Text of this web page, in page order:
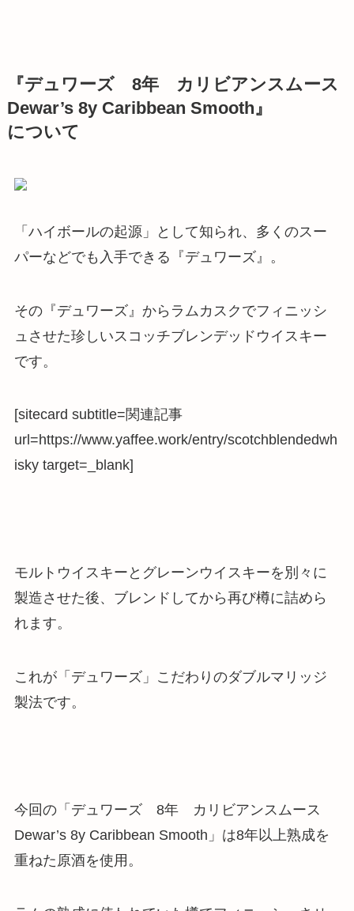
『デュワーズ 8年 カリビアンスムース
Dewar’s 8y Caribbean Smooth』
について
「ハイボールの起源」として知られ、多くのスー
パーなどでも入手できる『デュワーズ』。
その『デュワーズ』からラムカスクでフィニッシ
ュさせた珍しいスコッチブレンデッドウイスキー
です。
[sitecard subtitle=関連記事
url=https://www.yaffee.work/entry/scotchblendedwh
isky target=_blank]
モルトウイスキーとグレーンウイスキーを別々に
製造させた後、ブレンドしてから再び樽に詰めら
れます。
これが「デュワーズ」こだわりのダブルマリッジ
製法です。
今回の「デュワーズ 8年 カリビアンスムース
Dewar’s 8y Caribbean Smooth」は8年以上熟成を
重ねた原酒を使用。